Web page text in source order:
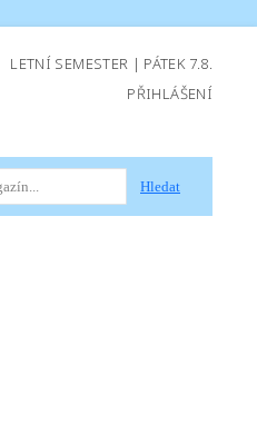
LETNÍ SEMESTER | PÁTEK 7.8.
PŘIHLÁŠENÍ
Hledat